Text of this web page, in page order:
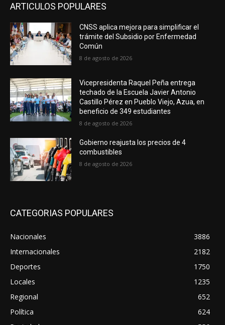
ARTICULOS POPULARES
CNSS aplica mejora para simplificar el
trámite del Subsidio por Enfermedad
Común
8 de agosto de 2026
Vicepresidenta Raquel Peña entrega
techado de la Escuela Javier Antonio
Castillo Pérez en Pueblo Viejo, Azua, en
beneficio de 349 estudiantes
8 de agosto de 2026
Gobierno reajusta los precios de 4
combustibles
8 de agosto de 2026
CATEGORIAS POPULARES
Nacionales
3886
Internacionales
2182
Deportes
1750
Locales
1235
Regional
652
Política
624